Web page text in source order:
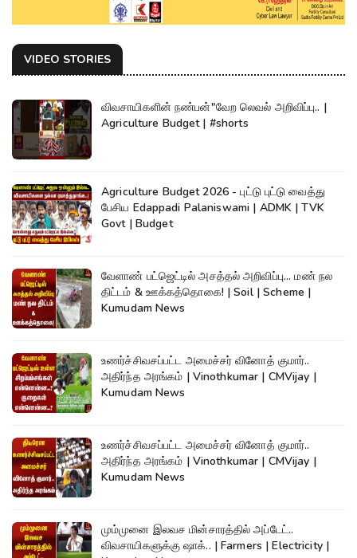
VIDEO STORIES
விவசாயிகளின் நண்பன்"வேற லெவல் அறிவிப்பு.. |
Agriculture Budget | #shorts
Agriculture Budget 2026 - புட்டு புட்டு வைத்து
பேசிய Edappadi Palaniswami | ADMK | TVK
Govt | Budget
வேளாண் பட்ஜெட்டில் அசத்தல் அறிவிப்பு... மண் நல
திட்டம் & ஊக்கத்தொகை! | Soil | Scheme |
Kumudam News
உணர்ச்சிவசப்பட்ட அமைச்சர் வினோத் குமார்..
அதிர்ந்த அரங்கம் | Vinothkumar | CMVijay |
Kumudam News
உணர்ச்சிவசப்பட்ட அமைச்சர் வினோத் குமார்..
அதிர்ந்த அரங்கம் | Vinothkumar | CMVijay |
Kumudam News
மும்முனை இலவச மின்சாரத்தில் அப்டேட்..
விவசாயிகளுக்கு ஷாக்.. | Farmers | Electricity |